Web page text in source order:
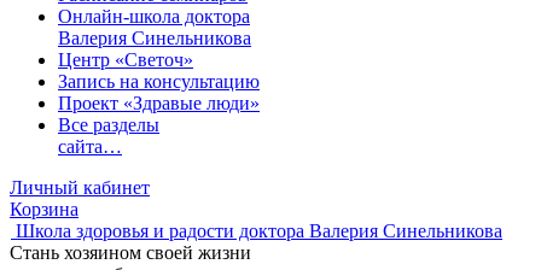
Онлайн-школа доктора
Валерия Синельникова
Центр «Светоч»
Запись на консультацию
Проект «Здравые люди»
Все разделы
сайта…
Личный кабинет
Корзина
Школа здоровья и радости доктора Валерия Синельникова
Стань хозяином своей жизни